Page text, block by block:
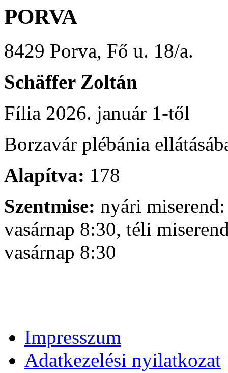
PORVA
8429 Porva, Fő u. 18/a.
Schäffer Zoltán
Fília 2026. január 1-től
Borzavár plébánia
Alapítva: 178
Szentmise: nyári
vasárnap 8:30, téli
vasárnap 8:30
Impresszum
Adatkezelési nyilatkozat